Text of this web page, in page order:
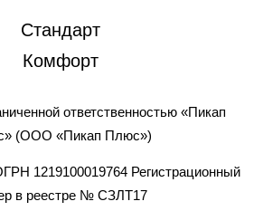
Стандарт
Комфорт
ответственностью «Пикап
(ООО «Пикап Плюс»)
1219100019764 Регистрационный
в реестре № СЗЛТ17